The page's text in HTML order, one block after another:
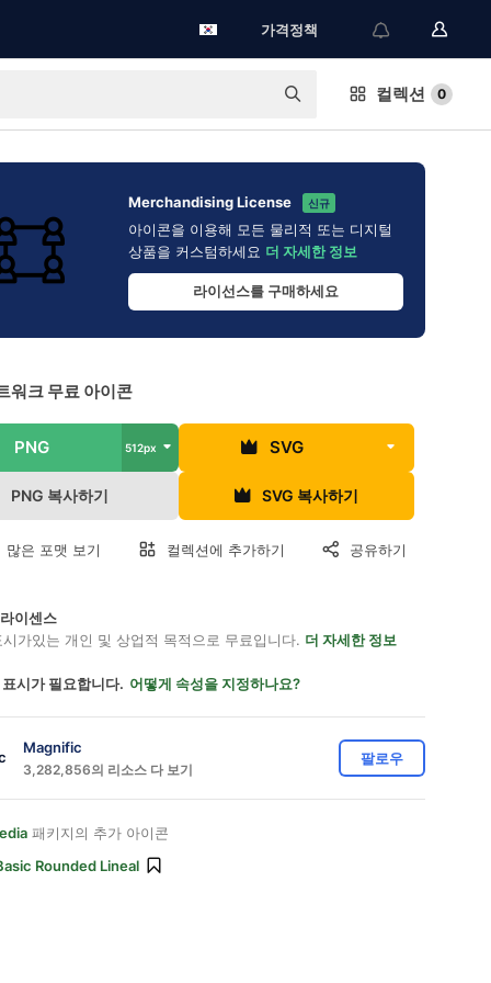
가격정책
컬렉션 0
Merchandising License 신규
아이콘을 이용해 모든 물리적 또는 디지털
상품을 커스텀하세요 더 자세한 정보
라이선스를 구매하세요
워크 무료 아이콘
PNG 512px SVG
PNG 복사하기 SVG 복사하기
많은 포맷 보기 컬렉션에 추가하기 공유하기
이센스
가있는 개인 및 상업적 목적으로 무료입니다. 더 자세한 정보
시가 필요합니다. 어떻게 속성을 지정하나요?
Magnific
3,282,856의 리소스 다 보기
팔로우
패키지의 추가 아이콘
Rounded Lineal